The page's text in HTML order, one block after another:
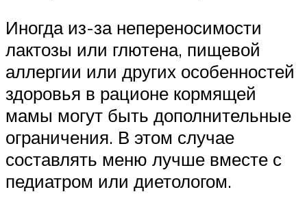
Иногда из-за непереносимости
лактозы или глютена, пищевой
аллергии или других особенностей
здоровья в рационе кормящей
мамы могут быть дополнительные
ограничения. В этом случае
составлять меню лучше вместе с
педиатром или диетологом.